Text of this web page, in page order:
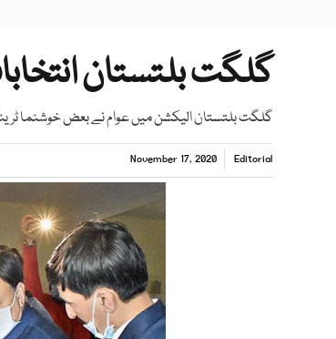
گلگت بلتستان
گلگت بلتستان الیکشن میں عوام نے بعض خوشنما
Editorial
November 17, 2020